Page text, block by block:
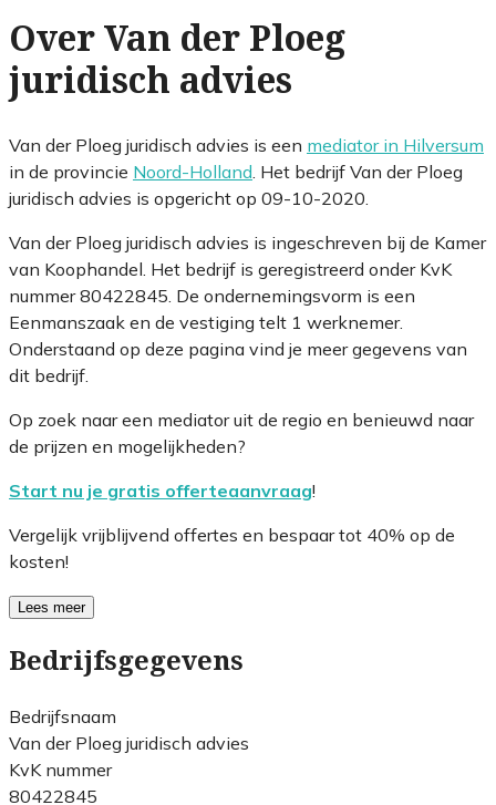
Over Van der Ploeg
juridisch advies
Van der Ploeg juridisch advies is een mediator in Hilversum
in de provincie Noord-Holland . Het bedrijf Van der Ploeg
juridisch advies is opgericht op 09-10-2020.
Van der Ploeg juridisch advies is ingeschreven bij de Kamer
van Koophandel. Het bedrijf is geregistreerd onder KvK
nummer 80422845. De ondernemingsvorm is een
Eenmanszaak en de vestiging telt 1 werknemer.
Onderstaand op deze pagina vind je meer gegevens van
dit bedrijf.
Op zoek naar een mediator uit de regio en benieuwd naar
de prijzen en mogelijkheden?
Start nu je gratis offerteaanvraag!
Vergelijk vrijblijvend offertes en bespaar tot 40% op de
kosten!
Lees meer
Bedrijfsgegevens
Bedrijfsnaam
Van der Ploeg juridisch advies
KvK nummer
80422845